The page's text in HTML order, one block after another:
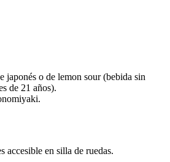
japonés o de lemon sour (bebida sin
de 21 años).
accesible en silla de ruedas.